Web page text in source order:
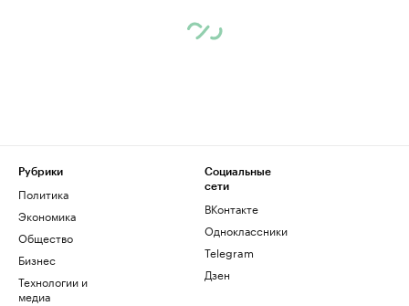
Рубрики
Политика
Экономика
Общество
Бизнес
Технологии и
медиа
Социальные
сети
ВКонтакте
Одноклассники
Telegram
Дзен